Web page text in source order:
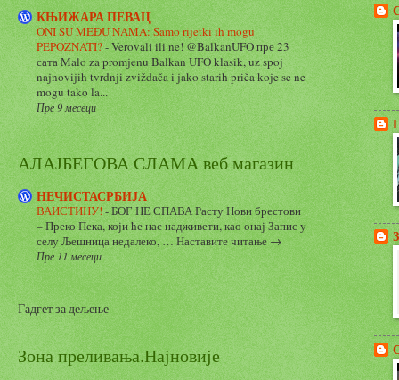
КЊИЖАРА ПЕВАЦ
ONI SU MEĐU NAMA: Samo rijetki ih mogu
PEPOZNATI?-Verovali ili ne! @BalkanUFO пре 23
сата Malo za promjenu Balkan UFO klasik, uz spoj
najnovijih tvrdnji zviždača i jako starih priča koje se ne
mogu tako la...
Пре 9 месеци
АЛАЈБЕГОВА СЛАМА веб магазин
НЕЧИСТАСРБИЈА
ВАИСТИНУ!-БОГ НЕ СПАВА Расту Нови брестови
– Преко Пека, који ће нас надживети, као онај Запис у
селу Љешница недалеко, … Наставите читање →
Пре 11 месеци
Гадгет за дељење
Зона преливања.Најновије